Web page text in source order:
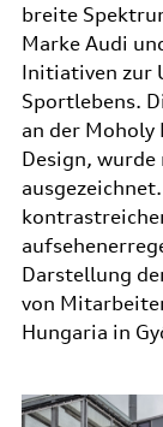
breite
Marke Audi
Initiativen zur
Sportlebens.
an der
Design,
Darstellung
von
Hungaria in